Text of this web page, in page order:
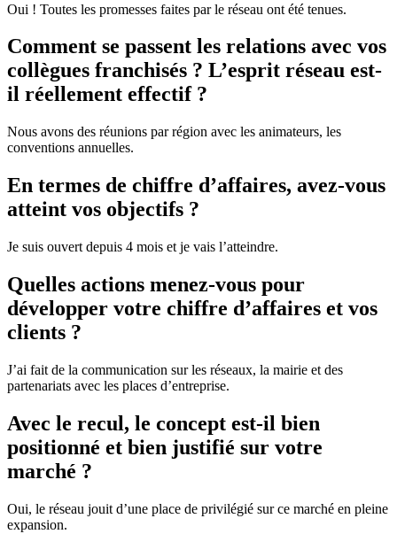
Oui ! Toutes les promesses faites par le réseau ont été tenues.
Comment se passent les relations avec vos
collègues franchisés ? L’esprit réseau est-
il réellement effectif ?
Nous avons des réunions par région avec les animateurs, les
conventions annuelles.
En termes de chiffre d’affaires, avez-vous
atteint vos objectifs ?
Je suis ouvert depuis 4 mois et je vais l’atteindre.
Quelles actions menez-vous pour
développer votre chiffre d’affaires et vos
clients ?
J’ai fait de la communication sur les réseaux, la mairie et des
partenariats avec les places d’entreprise.
Avec le recul, le concept est-il bien
positionné et bien justifié sur votre
marché ?
Oui, le réseau jouit d’une place de privilégié sur ce marché en pleine
expansion.